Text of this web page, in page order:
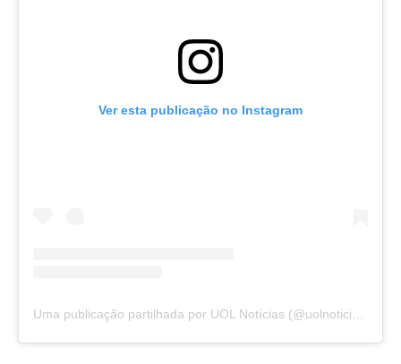
Ver esta publicação no Instagram